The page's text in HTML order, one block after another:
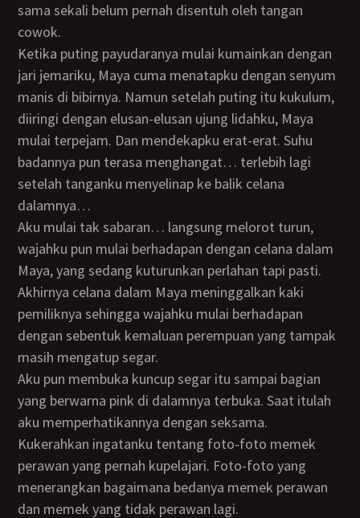
sama sekali belum pernah disentuh oleh tangan
cowok.
Ketika puting payudaranya mulai kumainkan dengan
jari jemariku, Maya cuma menatapku dengan senyum
manis di bibirnya. Namun setelah puting itu kukulum,
diiringi dengan elusan-elusan ujung lidahku, Maya
mulai terpejam. Dan mendekapku erat-erat. Suhu
badannya pun terasa menghangat… terlebih lagi
setelah tanganku menyelinap ke balik celana
dalamnya…
Aku mulai tak sabaran… langsung melorot turun,
wajahku pun mulai berhadapan dengan celana dalam
Maya, yang sedang kuturunkan perlahan tapi pasti.
Akhirnya celana dalam Maya meninggalkan kaki
pemiliknya sehingga wajahku mulai berhadapan
dengan sebentuk kemaluan perempuan yang tampak
masih mengatup segar.
Aku pun membuka kuncup segar itu sampai bagian
yang berwarna pink di dalamnya terbuka. Saat itulah
aku memperhatikannya dengan seksama.
Kukerahkan ingatanku tentang foto-foto memek
perawan yang pernah kupelajari. Foto-foto yang
menerangkan bagaimana bedanya memek perawan
dan memek yang tidak perawan lagi.